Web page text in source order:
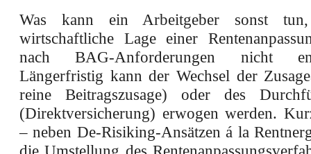
Was kann ein Arbeitgeber sonst
wirtschaftliche Lage einer
nach BAG-Anforderungen nicht
Längerfristig kann der Wechsel der
reine Beitragszusage) oder des
(Direktversicherung) erwogen werden.
– neben De-Risiking-Ansätzen á la